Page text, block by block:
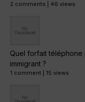
2 comments 46 views
Quel forfait
immigrant ?
1 comment 15 views